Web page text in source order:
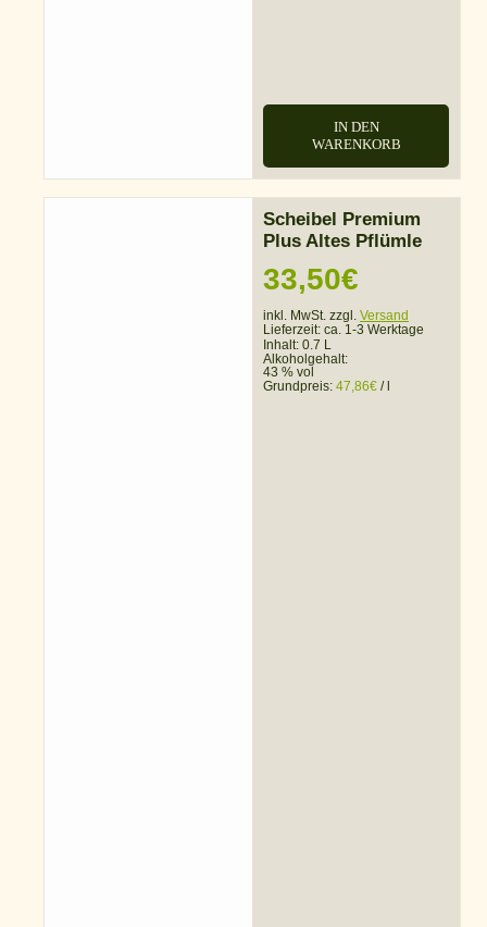
IN DEN
WARENKORB
Scheibel Premium
Plus Altes Pflümle
33,50€
inkl. MwSt. zzgl. Versand
Lieferzeit: ca. 1-3 Werktage
Inhalt: 0.7 L
Alkoholgehalt:
43 % vol
Grundpreis: 47,86€ /